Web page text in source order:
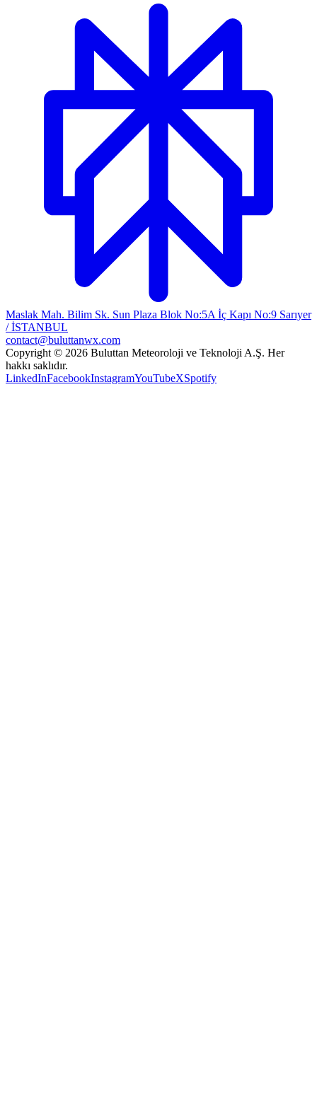
Maslak Mah. Bilim Sk. Sun Plaza Blok No:5A İç Kapı No:9 Sarıyer
/ İSTANBUL
contact@buluttanwx.com
Copyright © 2026 Buluttan Meteoroloji ve Teknoloji A.Ş. Her
hakkı saklıdır.
LinkedInFacebookInstagramYouTubeXSpotify